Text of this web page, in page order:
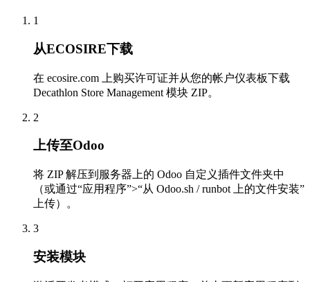
1
从ECOSIRE下载
在 ecosire.com 上购买许可证并从您的帐户仪表板下载
Decathlon Store Management 模块 ZIP。
2
上传至Odoo
将 ZIP 解压到服务器上的 Odoo 自定义插件文件夹中
（或通过“应用程序”>“从 Odoo.sh / runbot 上的文件安装”
上传）。
3
安装模块